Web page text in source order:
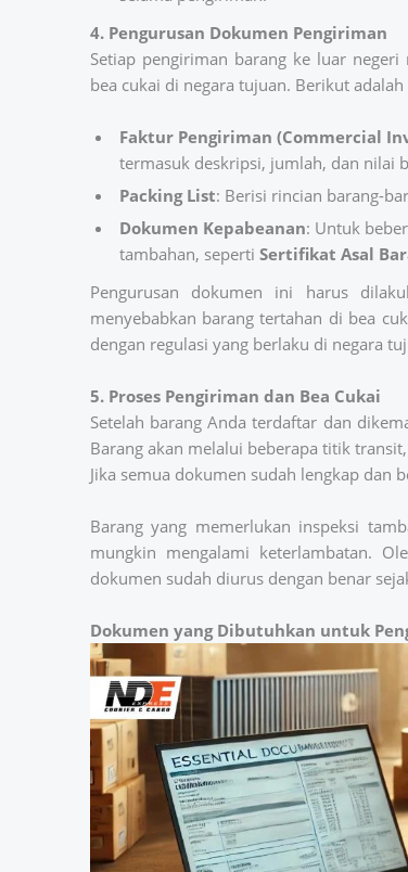
4. Pengurusan Dokumen Pengiriman
Setiap pengiriman barang ke luar
bea cukai di negara tujuan. Berikut
Faktur Pengiriman (Commercial
termasuk deskripsi, jumlah, dan nilai
Packing List: Berisi rincian barang-
Dokumen Kepabeanan: Untuk
tambahan, sepertiSertifikat Asal
Pengurusan dokumen ini harus
menyebabkan barang tertahan di bea
dengan regulasi yang berlaku di negara
5. Proses Pengiriman dan Bea Cukai
Setelah barang Anda terdaftar dan
Barang akan melalui beberapa titik
Jika semua dokumen sudah lengkap dan
Barang yang memerlukan inspeksi
mungkin mengalami keterlambatan.
dokumen sudah diurus dengan benar
Dokumen yang Dibutuhkan untuk